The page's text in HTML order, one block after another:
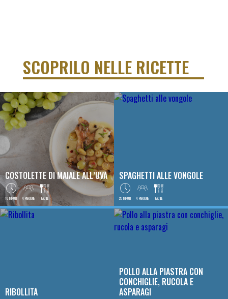
SCOPRILO NELLE RICETTE
COSTOLETTE DI MAIALE ALL’UVA
10 MINUTI 4 PERSONE FACILE
SPAGHETTI ALLE VONGOLE
20 MINUTI 4 PERSONE FACILE
RIBOLLITA
POLLO ALLA PIASTRA CON
CONCHIGLIE, RUCOLA E
ASPARAGI